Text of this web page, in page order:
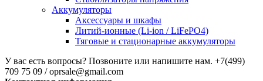
Аккумуляторы
Аксессуары и шкафы
Литий-ионные (Li-ion / LiFePO4)
Тяговые и стационарные аккумуляторы
У вас есть вопросы? Позвоните или напишите нам. +7(499)
709 75 09 / oprsale@gmail.com